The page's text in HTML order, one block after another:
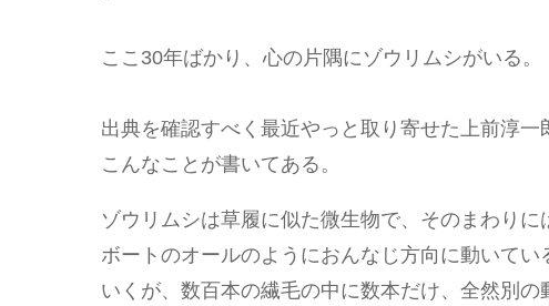
ここ30年ばかり、心の片隅にゾウリムシがいる。
出典を確認すべく最近やっと取り寄せた上前淳
こんなことが書いてある。
ゾウリムシは草履に似た微生物で、そのまわり
ボートのオールのようにおんなじ方向に動いて
いくが、数百本の繊毛の中に数本だけ、全然別の